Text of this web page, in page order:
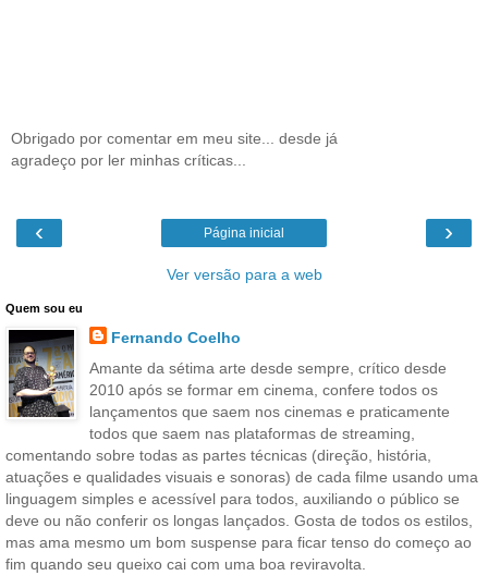
Obrigado por comentar em meu site... desde já
agradeço por ler minhas críticas...
‹ ›
Página inicial
Ver versão para a web
Quem sou eu
Fernando Coelho
Amante da sétima arte desde sempre, crítico desde
2010 após se formar em cinema, confere todos os
lançamentos que saem nos cinemas e praticamente
todos que saem nas plataformas de streaming,
comentando sobre todas as partes técnicas (direção, história,
atuações e qualidades visuais e sonoras) de cada filme usando uma
linguagem simples e acessível para todos, auxiliando o público se
deve ou não conferir os longas lançados. Gosta de todos os estilos,
mas ama mesmo um bom suspense para ficar tenso do começo ao
fim quando seu queixo cai com uma boa reviravolta.